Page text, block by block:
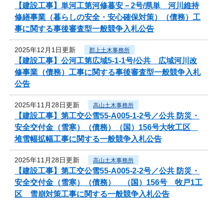
【建設工事】単河工第河修暮安－2号/県単 河川維持
修繕事業（暮らしの安全・安心確保対策）（債務）工
事に関する事後審査型一般競争入札公告
2025年12月1日更新 郡上土木事務所
【建設工事】公河工第広域5-1-1号/公共 広域河川改
修事業（債務）工事に関する事後審査型一般競争入札
公告
2025年11月28日更新 高山土木事務所
【建設工事】第工交公雪55-A005-1-2号／公共 防災・
安全交付金（雪寒）（債務）（国）156号大牧工区
堆雪幅拡幅工事に関する一般競争入札公告
2025年11月28日更新 高山土木事務所
【建設工事】第工交公雪55-A005-2-2号／公共 防災・
安全交付金（雪寒）（債務） （国）156号 牧戸1工
区 雪崩対策工事に関する一般競争入札公告